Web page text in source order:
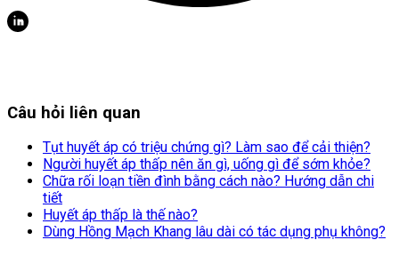
Câu hỏi liên quan
Tụt huyết áp có triệu chứng gì? Làm sao để cải thiện?
Người huyết áp thấp nên ăn gì, uống gì để sớm khỏe?
Chữa rối loạn tiền đình bằng cách nào? Hướng dẫn chi
tiết
Huyết áp thấp là thế nào?
Dùng Hồng Mạch Khang lâu dài có tác dụng phụ không?